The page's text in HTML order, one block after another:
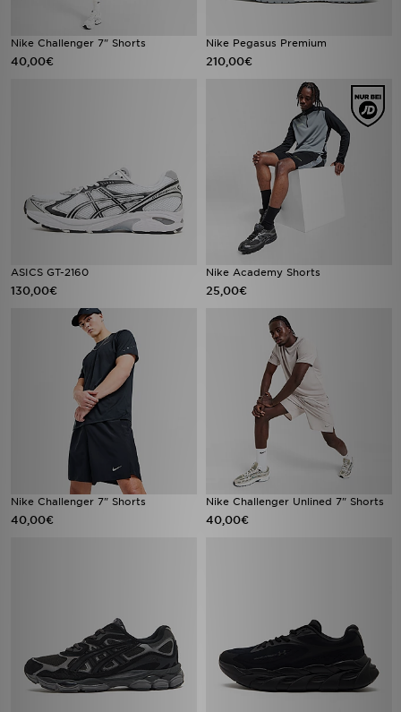
Nike Challenger 7" Shorts
40,00€
Nike Pegasus Premium
210,00€
ASICS GT-2160
130,00€
Nike Academy Shorts
25,00€
Nike Challenger 7" Shorts
40,00€
Nike Challenger Unlined 7" Shorts
40,00€